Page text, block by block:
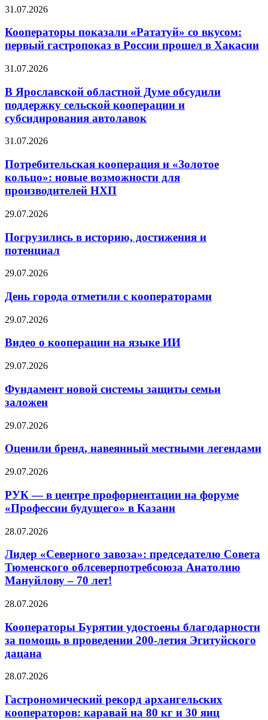
31.07.2026
Кооператоры показали «Рататуй» со вкусом:
первый гастропоказ в России прошел в Хакасии
31.07.2026
В Ярославской областной Думе обсудили
поддержку сельской кооперации и
субсидирования автолавок
31.07.2026
Потребительская кооперация и «Золотое
кольцо»: новые возможности для
производителей НХП
29.07.2026
Погрузились в историю, достижения и
потенциал
29.07.2026
День города отметили с кооператорами
29.07.2026
Видео о кооперации на языке ИИ
29.07.2026
Фундамент новой системы защиты семьи
заложен
29.07.2026
Оценили бренд, навеянный местными легендами
29.07.2026
РУК — в центре профориентации на форуме
«Профессии будущего» в Казани
28.07.2026
Лидер «Северного завоза»: председателю Совета
Тюменского облсеверпотребсоюза Анатолию
Мануйлову – 70 лет!
28.07.2026
Кооператоры Бурятии удостоены благодарности
за помощь в проведении 200-летия Эгитуйского
дацана
28.07.2026
Гастрономический рекорд архангельских
кооператоров: каравай на 80 кг и 30 яиц